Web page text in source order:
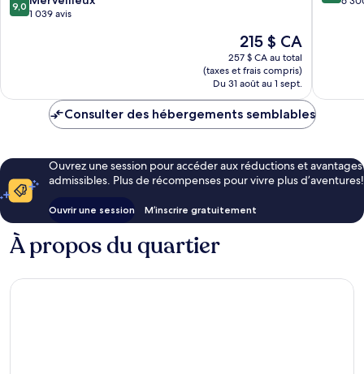
sur
9,0
1 039 avis
Le
prix
est
de
215 $ CA
215 $ CA
257 $ CA au total
(taxes et frais compris)
Du 31 août au 1 sept.
Consulter des hébergements semblables
Ouvrez une session pour accéder aux réductions et avantages
admissibles. Plus de récompenses pour vivre plus d’aventures!
Ouvrir une session M’inscrire gratuitement
À propos du quartier